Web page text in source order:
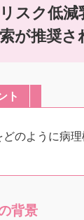
リスク低
索が推奨さ
ト
のように病
背景